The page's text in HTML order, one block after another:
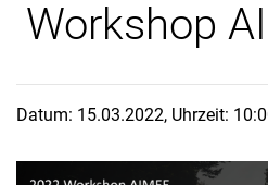
Workshop
Datum: 15.03.2022, Uhrzeit: